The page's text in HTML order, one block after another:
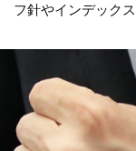
フ針やインデック